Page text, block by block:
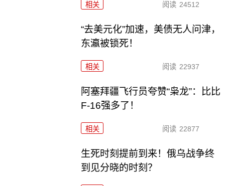
相关 阅读 24512
“去美元化”加速，美债无人问津，
东瀛被锁死！
相关 阅读 22937
阿塞拜疆飞行员夸赞“枭龙”：比比
F-16强多了！
相关 阅读 22877
生死时刻提前到来！俄乌战争终
到见分晓的时刻？